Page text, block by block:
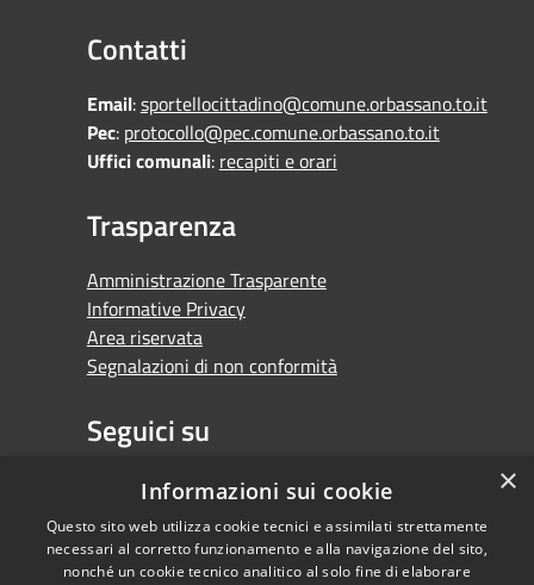
Contatti
Email:sportellocittadino@comune.orbassano.to.it
Pec: protocollo@pec.comune.orbassano.to.it
Uffici comunali: recapiti e orari
Trasparenza
Amministrazione Trasparente
Informative Privacy
Area riservata
Segnalazioni di non conformità
Seguici su
FacebookYoutubeWhatsapp ×
Informazioni sui cookie
Questo sito web utilizza cookie tecnici e assimilati strettamente
necessari al corretto funzionamento e alla navigazione del sito,
nonché un cookie tecnico analitico al solo fine di elaborare